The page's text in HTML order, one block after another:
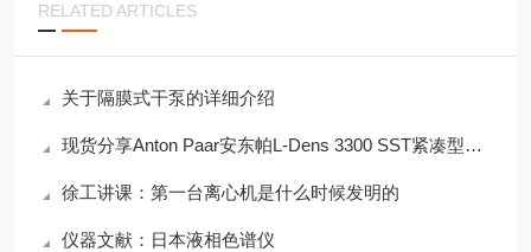
RELATED ARTICLES
关于隔膜式干泵的详细介绍
现货分享Anton Paar安东帕L-Dens 3300 SST紧凑型在线密度
徐工讲课：第一台离心机是什么时候发明的
仪器文献：日本液相色谱仪